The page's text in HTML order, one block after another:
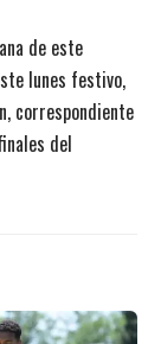
de este
lunes festivo,
correspondiente
del